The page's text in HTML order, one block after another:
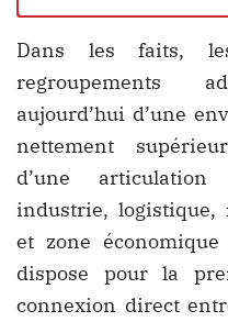
Dans les faits,
regroupements
aujourd’hui d’une
nettement
d’une
industrie, logistique,
et zone
dispose pour la
connexion direct